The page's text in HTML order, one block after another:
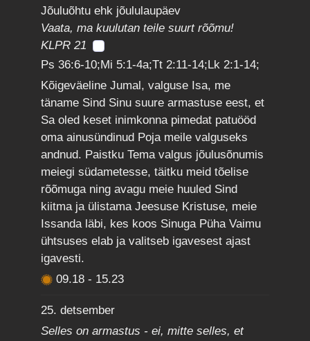
Jõuluõhtu ehk jõululaupäev
Vaata, ma kuulutan teile suurt rõõmu!
KLPR 21
Ps 36:6-10;Mi 5:1-4a;Tt 2:11-14;Lk 2:1-14;
Kõigeväeline Jumal, valguse Isa, me
täname Sind Sinu suure armastuse eest, et
Sa oled keset inimkonna pimedat patuööd
oma ainusündinud Poja meile valguseks
andnud. Paistku Tema valgus jõulusõnumis
meiegi südametesse, täitku meid tõelise
rõõmuga ning avagu meie huuled Sind
kiitma ja ülistama Jeesuse Kristuse, meie
Issanda läbi, kes koos Sinuga Püha Vaimu
ühtsuses elab ja valitseb igavesest ajast
igavesti.
09.18- 15.23
25. detsember
Selles on armastus - ei, mitte selles, et